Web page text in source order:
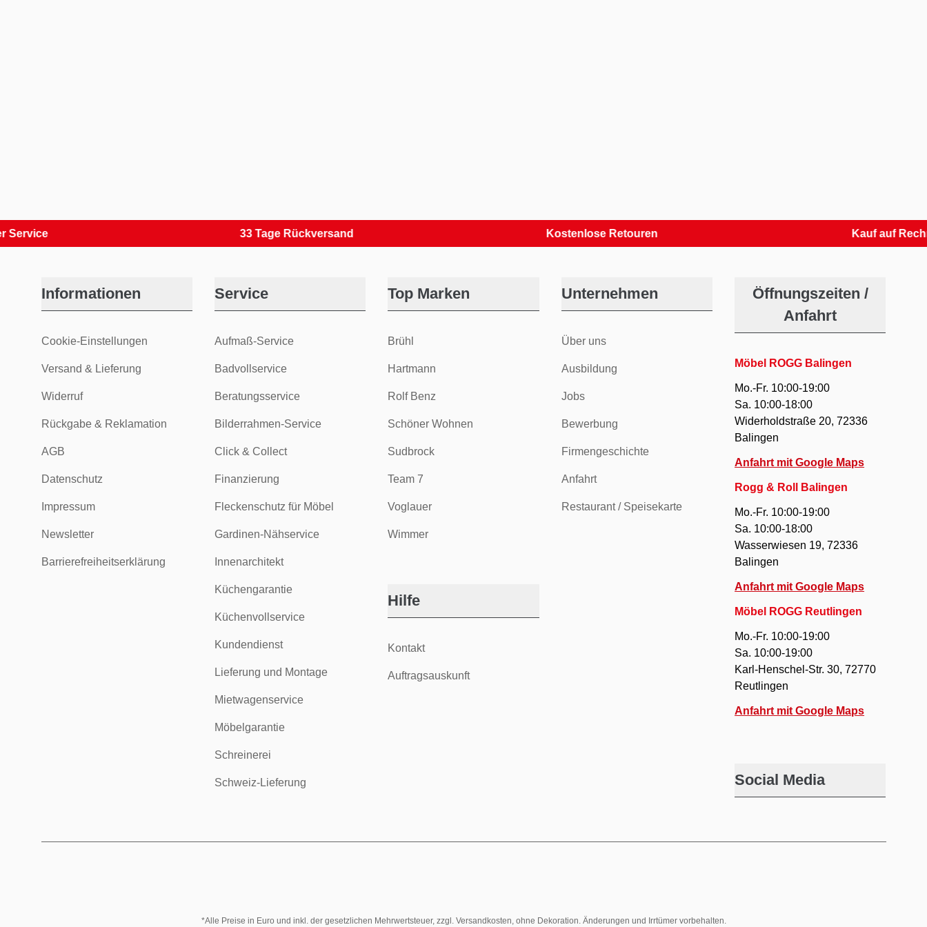
33 Tage Rückversand Kostenlose Retouren Kauf auf Rechnung
Informationen
Cookie-Einstellungen
Versand & Lieferung
Widerruf
Rückgabe & Reklamation
AGB
Datenschutz
Impressum
Newsletter
Barrierefreiheitserklärung
Service
Aufmaß-Service
Badvollservice
Beratungsservice
Bilderrahmen-Service
Click & Collect
Finanzierung
Fleckenschutz für Möbel
Gardinen-Nähservice
Innenarchitekt
Küchengarantie
Küchenvollservice
Kundendienst
Lieferung und Montage
Mietwagenservice
Möbelgarantie
Schreinerei
Schweiz-Lieferung
Top Marken
Brühl
Hartmann
Rolf Benz
Schöner Wohnen
Sudbrock
Team 7
Voglauer
Wimmer
Hilfe
Kontakt
Auftragsauskunft
Unternehmen
Über uns
Ausbildung
Jobs
Bewerbung
Firmengeschichte
Anfahrt
Restaurant / Speisekarte
Öffnungszeiten /
Anfahrt
Möbel ROGG Balingen
Mo.-Fr. 10:00-19:00
Sa. 10:00-18:00
Widerholdstraße 20, 72336
Balingen
Anfahrt mit Google Maps
Rogg & Roll Balingen
Mo.-Fr. 10:00-19:00
Sa. 10:00-18:00
Wasserwiesen 19, 72336
Balingen
Anfahrt mit Google Maps
Möbel ROGG Reutlingen
Mo.-Fr. 10:00-19:00
Sa. 10:00-19:00
Karl-Henschel-Str. 30, 72770
Reutlingen
Anfahrt mit Google Maps
Social Media
*Alle Preise in Euro und inkl. der gesetzlichen Mehrwertsteuer, zzgl. Versandkosten, ohne Dekoration. Änderungen und Irrtümer vorbehalten.